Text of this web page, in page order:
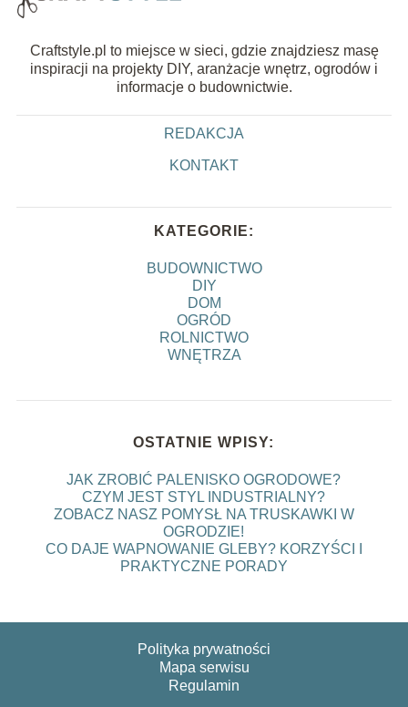
Craftstyle.pl to miejsce w sieci, gdzie znajdziesz masę
inspiracji na projekty DIY, aranżacje wnętrz, ogrodów i
informacje o budownictwie.
REDAKCJA
KONTAKT
KATEGORIE:
BUDOWNICTWO
DIY
DOM
OGRÓD
ROLNICTWO
WNĘTRZA
OSTATNIE WPISY:
JAK ZROBIĆ PALENISKO OGRODOWE?
CZYM JEST STYL INDUSTRIALNY?
ZOBACZ NASZ POMYSŁ NA TRUSKAWKI W
OGRODZIE!
CO DAJE WAPNOWANIE GLEBY? KORZYŚCI I
PRAKTYCZNE PORADY
Polityka prywatności
Mapa serwisu
Regulamin